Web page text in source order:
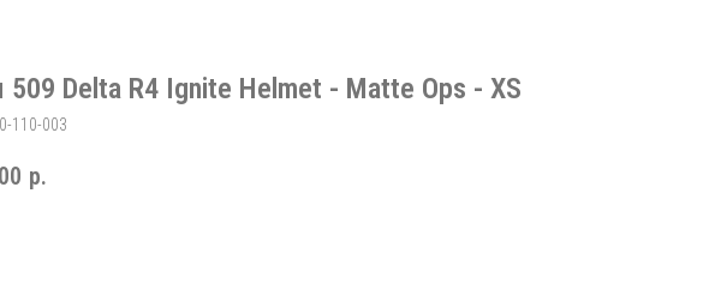
Delta R4 Ignite Helmet - Matte Ops - XS
110-003
р.